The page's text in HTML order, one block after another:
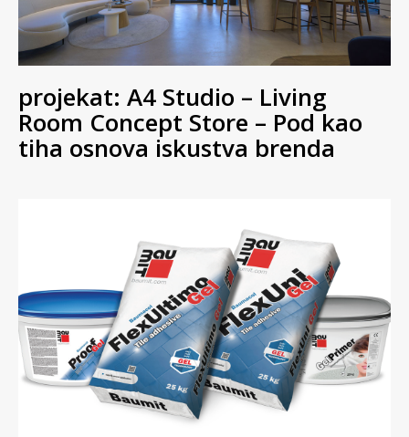
projekat: A4 Studio – Living
Room Concept Store – Pod kao
tiha osnova iskustva brenda